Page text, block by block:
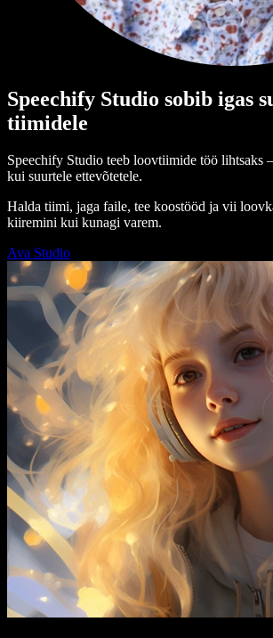
Speechify Studio sobib igas
tiimidele
Speechify Studio teeb loovtiimide töö lihtsaks
kui suurtele ettevõtetele.
Halda tiimi, jaga faile, tee koostööd ja vii
kiiremini kui kunagi varem.
Ava Studio